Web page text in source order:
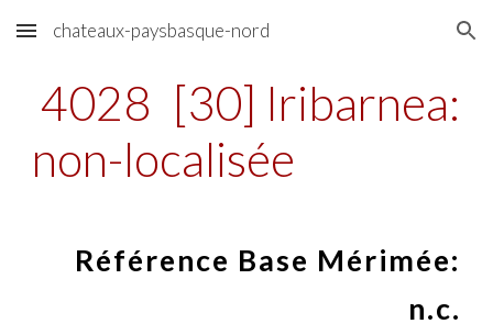
Skip to main content Skip to navigation
chateaux-paysbasque-nord
4028 [30] Iribarnea:
non-localisée
Référence Base Mérimée:
n.c.